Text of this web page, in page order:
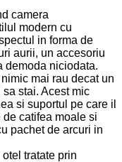
camera
modern cu
in forma de
aurii, un accesoriu
demoda niciodata.
mai rau decat un
stai. Acest mic
si suportul pe care il
catifea moale si
pachet de arcuri in
tratate prin